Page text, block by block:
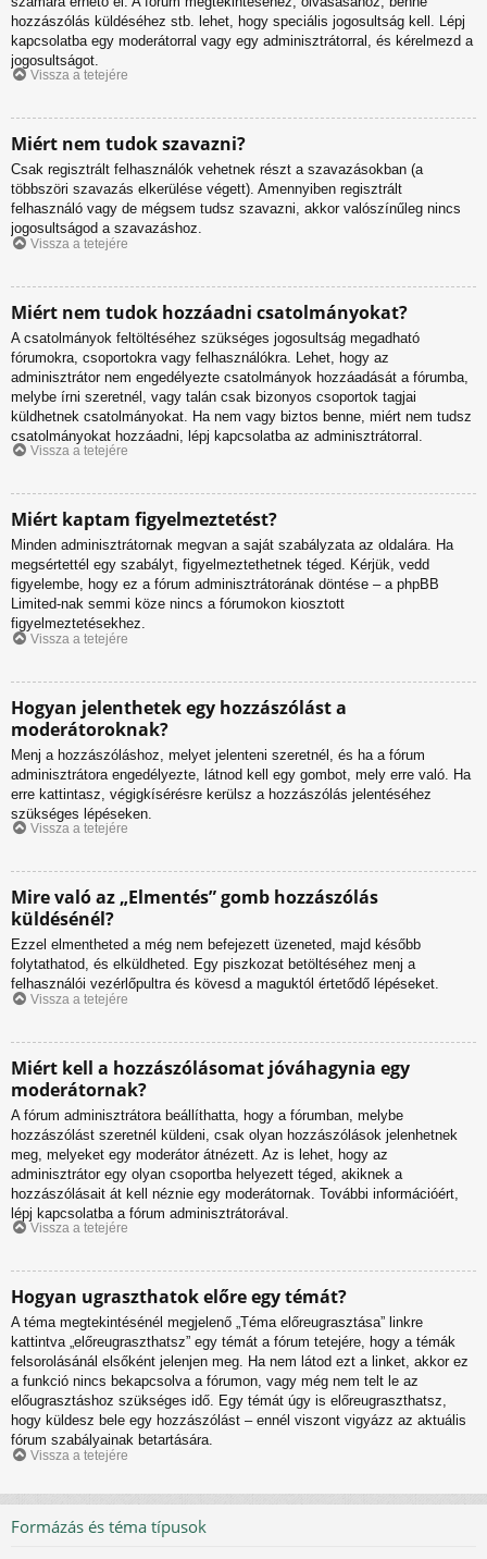
hozzászólás küldéséhez stb. lehet, hogy speciális jogosultság kell. Lépj
kapcsolatba egy moderátorral vagy egy adminisztrátorral, és kérelmezd a
jogosultságot.
Vissza a tetejére
Miért nem tudok szavazni?
Csak regisztrált felhasználók vehetnek részt a szavazásokban (a
többszöri szavazás elkerülése végett). Amennyiben regisztrált
felhasználó vagy de mégsem tudsz szavazni, akkor valószínűleg nincs
jogosultságod a szavazáshoz.
Vissza a tetejére
Miért nem tudok hozzáadni csatolmányokat?
A csatolmányok feltöltéséhez szükséges jogosultság megadható
fórumokra, csoportokra vagy felhasználókra. Lehet, hogy az
adminisztrátor nem engedélyezte csatolmányok hozzáadását a fórumba,
melybe írni szeretnél, vagy talán csak bizonyos csoportok tagjai
küldhetnek csatolmányokat. Ha nem vagy biztos benne, miért nem tudsz
csatolmányokat hozzáadni, lépj kapcsolatba az adminisztrátorral.
Vissza a tetejére
Miért kaptam figyelmeztetést?
Minden adminisztrátornak megvan a saját szabályzata az oldalára. Ha
megsértettél egy szabályt, figyelmeztethetnek téged. Kérjük, vedd
figyelembe, hogy ez a fórum adminisztrátorának döntése – a phpBB
Limited-nak semmi köze nincs a fórumokon kiosztott
figyelmeztetésekhez.
Vissza a tetejére
Hogyan jelenthetek egy hozzászólást a
moderátoroknak?
Menj a hozzászóláshoz, melyet jelenteni szeretnél, és ha a fórum
adminisztrátora engedélyezte, látnod kell egy gombot, mely erre való. Ha
erre kattintasz, végigkísérésre kerülsz a hozzászólás jelentéséhez
szükséges lépéseken.
Vissza a tetejére
Mire való az „Elmentés” gomb hozzászólás
küldésénél?
Ezzel elmentheted a még nem befejezett üzeneted, majd később
folytathatod, és elküldheted. Egy piszkozat betöltéséhez menj a
felhasználói vezérlőpultra és kövesd a maguktól értetődő lépéseket.
Vissza a tetejére
Miért kell a hozzászólásomat jóváhagynia egy
moderátornak?
A fórum adminisztrátora beállíthatta, hogy a fórumban, melybe
hozzászólást szeretnél küldeni, csak olyan hozzászólások jelenhetnek
meg, melyeket egy moderátor átnézett. Az is lehet, hogy az
adminisztrátor egy olyan csoportba helyezett téged, akiknek a
hozzászólásait át kell néznie egy moderátornak. További információért,
lépj kapcsolatba a fórum adminisztrátorával.
Vissza a tetejére
Hogyan ugraszthatok előre egy témát?
A téma megtekintésénél megjelenő „Téma előreugrasztása” linkre
kattintva „előreugraszthatsz” egy témát a fórum tetejére, hogy a témák
felsorolásánál elsőként jelenjen meg. Ha nem látod ezt a linket, akkor ez
a funkció nincs bekapcsolva a fórumon, vagy még nem telt le az
előugrasztáshoz szükséges idő. Egy témát úgy is előreugraszthatsz,
hogy küldesz bele egy hozzászólást – ennél viszont vigyázz az aktuális
fórum szabályainak betartására.
Vissza a tetejére
Formázás és téma típusok